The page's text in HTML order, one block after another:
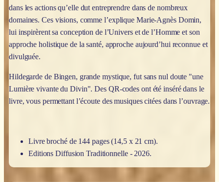
dans les actions qu’elle dut entreprendre dans de nombreux
domaines. Ces visions, comme l’explique Marie-Agnès Domin,
lui inspirèrent sa conception de l’Univers et de l’Homme et son
approche holistique de la santé, approche aujourd’hui reconnue et
divulguée.
Hildegarde de Bingen, grande mystique, fut sans nul doute "une
Lumière vivante du Divin". Des QR-codes ont été inséré dans le
livre, vous permettant l’écoute des musiques citées dans l’ouvrage.
Livre broché de 144 pages (14,5 x 21 cm).
Editions Diffusion Traditionnelle - 2026.